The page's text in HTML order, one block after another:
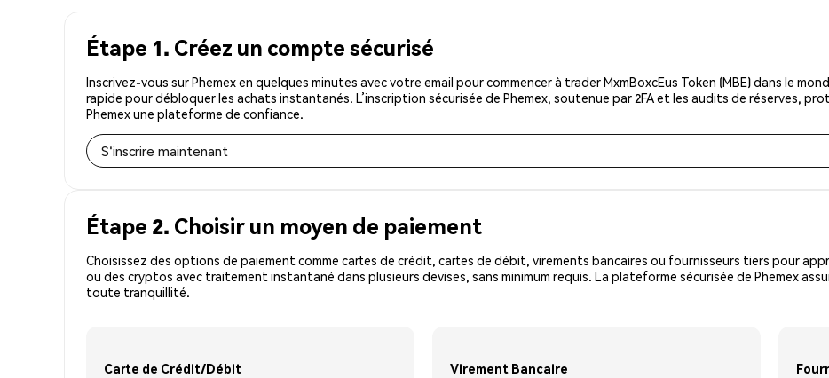
Étape 1. Créez un compte sécurisé
Inscrivez-vous sur Phemex en quelques minutes avec votre email pour commencer à trader MxmBoxcEus Token (MBE) dans le
rapide pour débloquer les achats instantanés. L’inscription sécurisée de Phemex, soutenue par 2FA et les audits de réserves,
Phemex une plateforme de confiance.
S'inscrire maintenant
Étape 2. Choisir un moyen de paiement
Choisissez des options de paiement comme cartes de crédit, cartes de débit, virements bancaires ou fournisseurs tiers pour
ou des cryptos avec traitement instantané dans plusieurs devises, sans minimum requis. La plateforme sécurisée de Phemex
toute tranquillité.
Carte de Crédit/Débit Virement Bancaire